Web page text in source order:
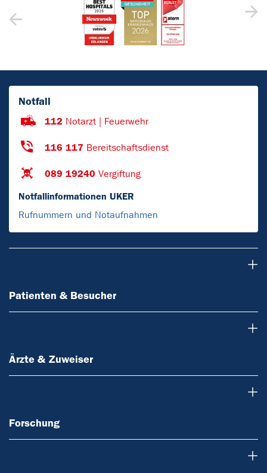
Notfall
112 Notarzt | Feuerwehr
116 117 Bereitschaftsdienst
089 19240 Vergiftung
Notfallinformationen UKER
Rufnummern und Notaufnahmen
Patienten & Besucher
Ärzte & Zuweiser
Forschung